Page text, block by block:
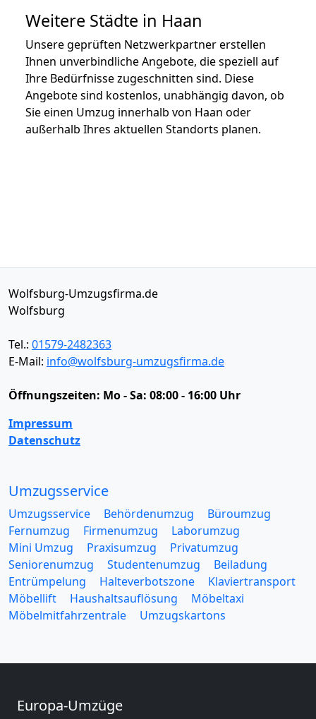
Weitere Städte in Haan
Unsere geprüften Netzwerkpartner erstellen
Ihnen unverbindliche Angebote, die speziell auf
Ihre Bedürfnisse zugeschnitten sind. Diese
Angebote sind kostenlos, unabhängig davon, ob
Sie einen Umzug innerhalb von Haan oder
außerhalb Ihres aktuellen Standorts planen.
Wolfsburg-Umzugsfirma.de
Wolfsburg
Tel.: 01579-2482363
E-Mail: info@wolfsburg-umzugsfirma.de
Öffnungszeiten: Mo - Sa: 08:00 - 16:00 Uhr
Impressum
Datenschutz
Umzugsservice
Umzugsservice Behördenumzug
Büroumzug
Fernumzug
Firmenumzug
Laborumzug
Mini Umzug
Praxisumzug
Privatumzug
Seniorenumzug
Studentenumzug
Beiladung
Entrümpelung
Halteverbotszone
Klaviertransport
Möbellift
Haushaltsauflösung
Möbeltaxi
Möbelmitfahrzentrale
Umzugskartons
Europa-Umzüge